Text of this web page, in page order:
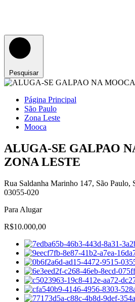
Pesquisar
Página Principal
São Paulo
Zona Leste
Mooca
ALUGA-SE GALPAO
ZONA LESTE
Rua Saldanha Marinho 147, São Paulo,
03055-020
Para Alugar
R$10.000,00